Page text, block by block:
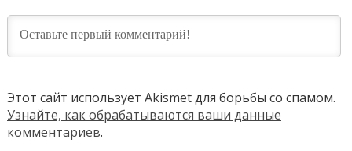
Этот сайт использует Akismet для борьбы со спамом.
Узнайте, как обрабатываются ваши данные
комментариев.